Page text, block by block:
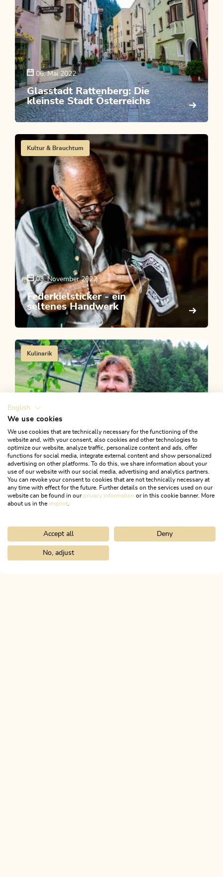
06. Mai 2022
Glasstadt Rattenberg: Die
kleinste Stadt Österreichs
Kultur & Brauchtum
03. November 2022
Federkielsticker - ein
seltenes Handwerk
Kulinarik
17. April 2023
Gesundheitstipps von der
Trachtiges aus Leder und Metall
English
We use cookies
We use cookies that are technically necessary for the functioning of the
website and, with your consent, also cookies and other technologies to
optimize our website, analyze traffic, personalize content and ads, offer
functions for social media, integrate external content and show personalized
advertising on other platforms. To do this, we share information about your
use of our website with our social media, advertising and analytics partners.
You can revoke your consent to cookies that are not technically necessary at
any time with effect for the future. Further details on the services used on our
website can be found in our privacy information or in this cookie banner. More
about us in the imprint
Accept all Deny
No, adjust